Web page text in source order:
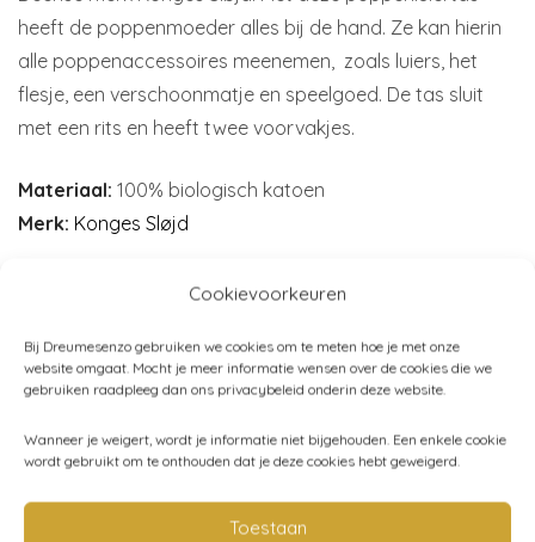
Cookievoorkeuren
Bij Dreumesenzo gebruiken we cookies om te meten hoe je met onze
website omgaat. Mocht je meer informatie wensen over de cookies die we
gebruiken raadpleeg dan ons privacybeleid onderin deze website.
Wanneer je weigert, wordt je informatie niet bijgehouden. Een enkele cookie
wordt gebruikt om te onthouden dat je deze cookies hebt geweigerd.
Toestaan
heeft de poppenmoeder alles bij de hand. Ze kan hierin
alle poppenaccessoires meenemen, zoals luiers, het
flesje, een verschoonmatje en speelgoed. De tas sluit
met een rits en heeft twee voorvakjes.
Materiaal: 100% biologisch katoen
Merk: Konges Sløjd
Categorieën:Konges Sløjd,Poppenspeelgoed,SALE!,
Gerelateerde producten